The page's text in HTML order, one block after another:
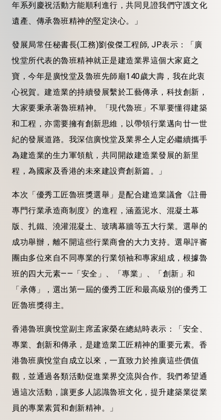
年系列慶祝活動方能順利進行，共同見證我們守護文化
遺產、傳承魯班精神的堅定決心。」
發展局常任秘書長(工務)劉俊傑工程師, JP表示：「廣
悅堂所代表的魯班精神就正是建造業界這個大家庭之
寶，今年是廣悅堂及魯班先師廟140歲大壽，我在此衷
心祝賀。建造業的持續發展繫於工藝傳承，科技創新，
大家要秉承著魯班精神。「現代魯班」不單要懂得建築
和工程，亦需要擁有創新思維，以帶領行業邁向廿一世
紀的發展道路。我深信廣悅堂及業界仝人定必繼續攜手
為建造業的生力軍領航，共同開啟建造業發展的新里
程，為國家及香港的未來建設齊創新篇。」
本次「優秀工匠魯班獎選舉」是配合建造業議會《註冊
專門行業承造商制度》的進程，涵蓋泥水、混凝土幕
版、扎鐵、澆灌混凝土、玻璃幕牆等五大行業。選舉的
成功舉辦，離不開這些行業商會的大力支持。選舉評審
團由多位來自不同專業的行業領袖和專家組成，根據魯
班的四大元素——「安全」、「專業」、「創新」和
「承傳」，選出第一屆的優秀工匠和最高級別的優秀工
匠魯班獎得主。
香港魯班廣悅堂副主席孟家榮在總結時表示：「安全、
專業、創新和傳承，是建造業工匠精神的重要元素。香
港魯班廣悅堂自成立以來，一直致力於推廣這些價值
觀，並通過各類活動促進業界交流與合作。我們希望通
過這次活動，讓更多人認識魯班文化，提升建築業從業
員的專業素質和創新精神。」